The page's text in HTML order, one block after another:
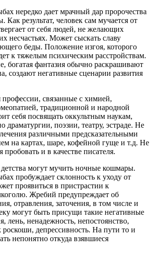
нередко дает мрачный дар пророчества
Как результат, человек сам мучается от
от себя людей, не желающих
несчастьях. Может сыскать славу
беды. Положение изгоя, которого
к тяжелым психическим расстройствам.
богатая фантазия обычно раскрашивают
создают негативные сценарии развития
связанные с химией,
традиционной и народной
себя посвящать оккультным наукам,
драматургии, поэзии, театру, эстраде. Не
различными предсказательными
на картах, шаре, кофейной гуще и т.д. Не
пробовать и в качестве писателя.
детства могут мучить ночные кошмары.
пробуждает склонность к уходу от
проявиться в пристрастии к
Жребий предупреждает об
отравления, заточения, в том числе и
могут быть присущи такие негативные
лень, ненадежность, непостоянство,
роскоши, депрессивность. На пути то и
непонятно откуда взявшиеся